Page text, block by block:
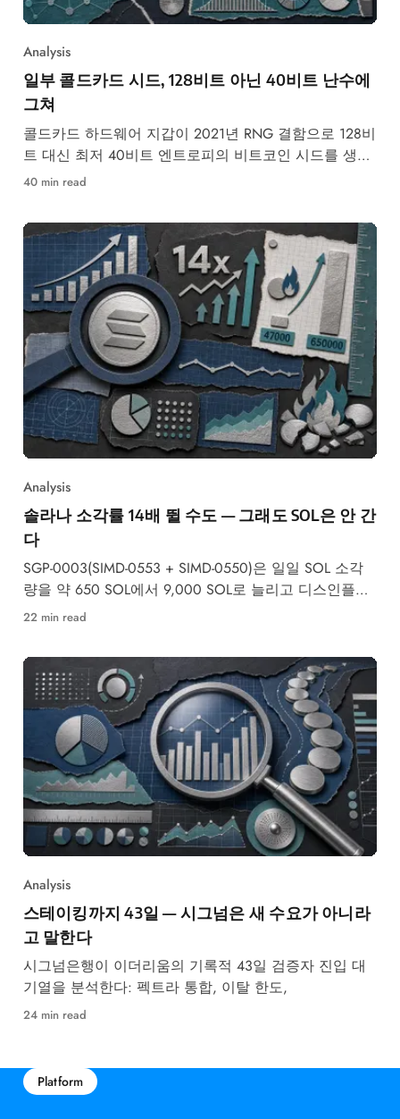
Analysis
일부 콜드카드 시드, 128비트 아닌 40비트 난수에
그쳐
콜드카드 하드웨어 지갑이 2021년 RNG 결함으로 128비
트 대신 최저 40비트 엔트로피의 비트코인 시드를 생성
했습니다.
40 min read
Analysis
솔라나 소각률 14배 뛸 수도 — 그래도 SOL은 안 간
다
SGP-0003(SIMD-0553 + SIMD-0550)은 일일 SOL 소각
량을 약 650 SOL에서 9,000 SOL로 늘리고 디스인플레
이션 속도를 2배로 높입니다 —
22 min read
Analysis
스테이킹까지 43일 — 시그넘은 새 수요가 아니라
고 말한다
시그넘은행이 이더리움의 기록적 43일 검증자 진입 대
기열을 분석한다: 펙트라 통합, 이탈 한도,
24 min read
Platform